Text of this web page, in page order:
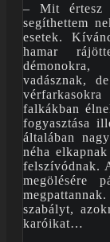
– Mit értesz
segíthettem
esetek.
hamar
démonokra,
vadásznak,
falkákban
fogyasztása
általában
néha
felszívódnak.
megölésére
szabályt,
karóikat…